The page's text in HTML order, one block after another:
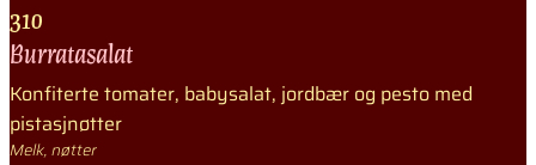
310
Burratasalat
Konfiterte tomater, babysalat, jordbær og pesto med
pistasjnøtter
Melk, nøtter